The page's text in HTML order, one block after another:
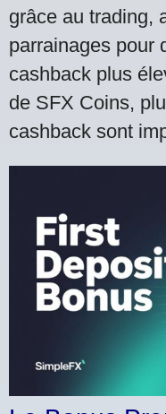
grâce au trading,
parrainages pour
cashback plus
de SFX Coins,
cashback sont